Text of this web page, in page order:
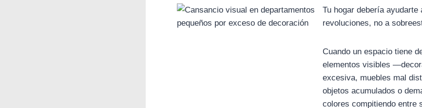
Tu hogar debería ayudarte
revoluciones, no a
Cuando un espacio tiene
elementos visibles
excesiva, muebles mal
objetos acumulados o
colores compitiendo entre